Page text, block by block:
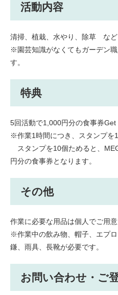
活動内容
清掃、植栽、水やり、除草 など
※園芸知識がなくてもガーデン
す。
特典
5回活動で1,000円分の食事券Get
※作業1時間につき、スタンプを1
スタンプを10個ためると、
円分の食事券となります。
その他
作業に必要な用品は個人でご用意
※作業中の飲み物、帽子、エプロ
鎌、雨具、長靴が必要です。
お問い合わせ・ご